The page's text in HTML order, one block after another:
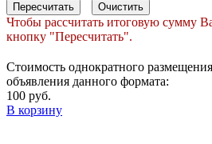
Пересчитать Очистить
Чтобы рассчитать итоговую сумму
кнопку "Пересчитать".
Стоимость однократного
объявления данного формата:
100 руб.
В корзину